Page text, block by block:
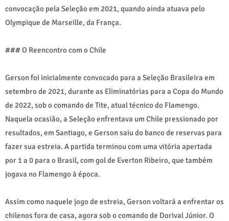
convocação pela Seleção em 2021, quando ainda atuava pelo
Olympique de Marseille, da França.
### O Reencontro com o Chile
Gerson foi inicialmente convocado para a Seleção Brasileira em
setembro de 2021, durante as Eliminatórias para a Copa do Mundo
de 2022, sob o comando de Tite, atual técnico do Flamengo.
Naquela ocasião, a Seleção enfrentava um Chile pressionado por
resultados, em Santiago, e Gerson saiu do banco de reservas para
fazer sua estreia. A partida terminou com uma vitória apertada
por 1 a 0 para o Brasil, com gol de Everton Ribeiro, que também
jogava no Flamengo à época.
Assim como naquele jogo de estreia, Gerson voltará a enfrentar os
chilenos fora de casa, agora sob o comando de Dorival Júnior. O